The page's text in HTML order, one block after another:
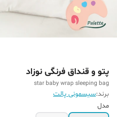
پتو و قنداق فرنگی نوزاد
star baby wrap sleeping bag
برند:سیسمونی پالت
مدل